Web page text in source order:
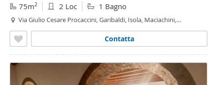
75m2 2 Loc 1 Bagno
Via Giulio Cesare Procaccini, Garibaldi, Isola, Maciachini,
Contatta